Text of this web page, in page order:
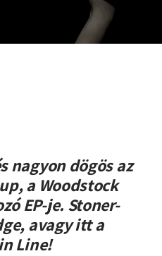
Barbie első
nagyon dögös az
a Woodstock
EP-je. Stoner-
avagy itt a
Line!